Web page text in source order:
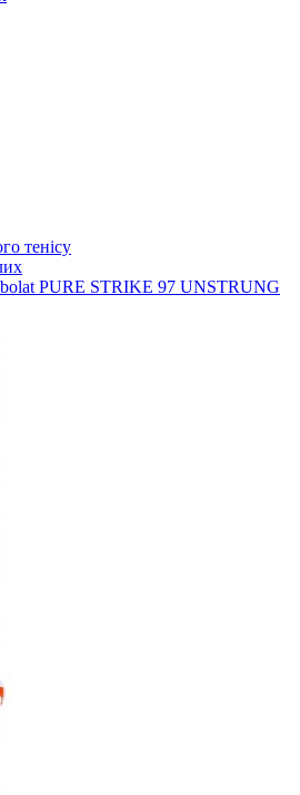
тенісу
PURE STRIKE 97 UNSTRUNG